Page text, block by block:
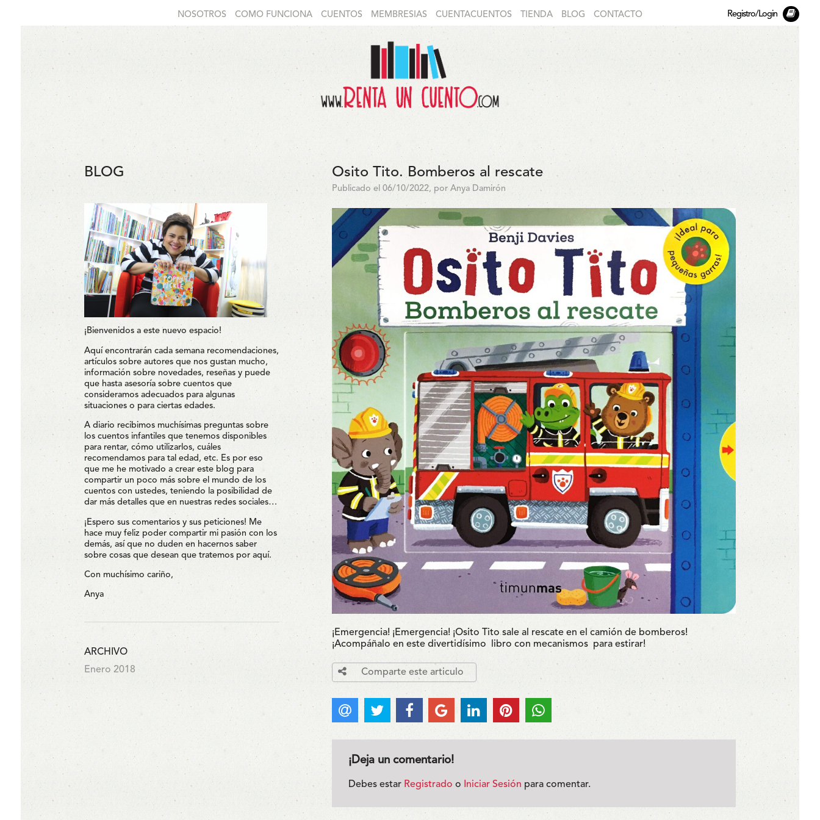
NOSOTROS COMO FUNCIONA CUENTOS MEMBRESIAS CUENTACUENTOS TIENDA BLOG CONTACTO Registro/Login
BLOG
¡Bienvenidos a este nuevo espacio!
Aquí encontrarán cada semana recomendaciones,
artículos sobre autores que nos gustan mucho,
información sobre novedades, reseñas y puede
que hasta asesoría sobre cuentos que
consideramos adecuados para algunas
situaciones o para ciertas edades.
A diario recibimos muchísimas preguntas sobre
los cuentos infantiles que tenemos disponibles
para rentar, cómo utilizarlos, cuáles
recomendamos para tal edad, etc. Es por eso
que me he motivado a crear este blog para
compartir un poco más sobre el mundo de los
cuentos con ustedes, teniendo la posibilidad de
dar más detalles que en nuestras redes sociales…
¡Espero sus comentarios y sus peticiones! Me
hace muy feliz poder compartir mi pasión con los
demás, así que no duden en hacernos saber
sobre cosas que desean que tratemos por aquí.
Con muchísimo cariño,
Anya
ARCHIVO
Enero 2018
Osito Tito. Bomberos al rescate
Publicado el 06/10/2022, por Anya Damirón
¡Emergencia! ¡Emergencia! ¡Osito Tito sale al rescate en el camión de bomberos!
¡Acompáñalo en este divertidísimo libro con mecanismospara estirar!
Comparte este articulo
¡Deja un comentario!
Debes estar Registrado o Iniciar Sesión para comentar.